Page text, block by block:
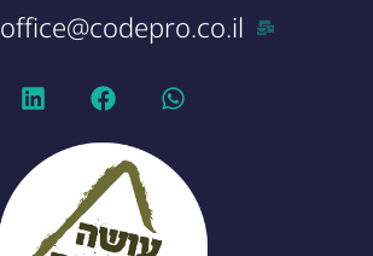
office@codepro.co.il